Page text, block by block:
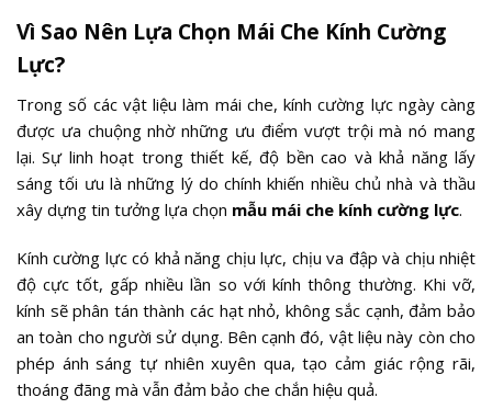
Vì Sao Nên Lựa Chọn Mái Che Kính Cường
Lực?
Trong số các vật liệu làm mái che, kính cường lực ngày càng
được ưa chuộng nhờ những ưu điểm vượt trội mà nó mang
lại. Sự linh hoạt trong thiết kế, độ bền cao và khả năng lấy
sáng tối ưu là những lý do chính khiến nhiều chủ nhà và thầu
xây dựng tin tưởng lựa chọn mẫu mái che kính cường lực.
Kính cường lực có khả năng chịu lực, chịu va đập và chịu nhiệt
độ cực tốt, gấp nhiều lần so với kính thông thường. Khi vỡ,
kính sẽ phân tán thành các hạt nhỏ, không sắc cạnh, đảm bảo
an toàn cho người sử dụng. Bên cạnh đó, vật liệu này còn cho
phép ánh sáng tự nhiên xuyên qua, tạo cảm giác rộng rãi,
thoáng đãng mà vẫn đảm bảo che chắn hiệu quả.